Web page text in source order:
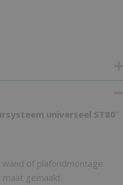
universeel ST80''
of plafondmontage.
gemaakt.